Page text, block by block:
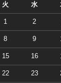
火 水
1 2
8 9
15 16
22 23